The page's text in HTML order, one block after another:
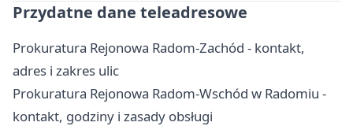
Przydatne dane teleadresowe
Prokuratura Rejonowa Radom-Zachód - kontakt,
adres i zakres ulic
Prokuratura Rejonowa Radom-Wschód w Radomiu -
kontakt, godziny i zasady obsługi